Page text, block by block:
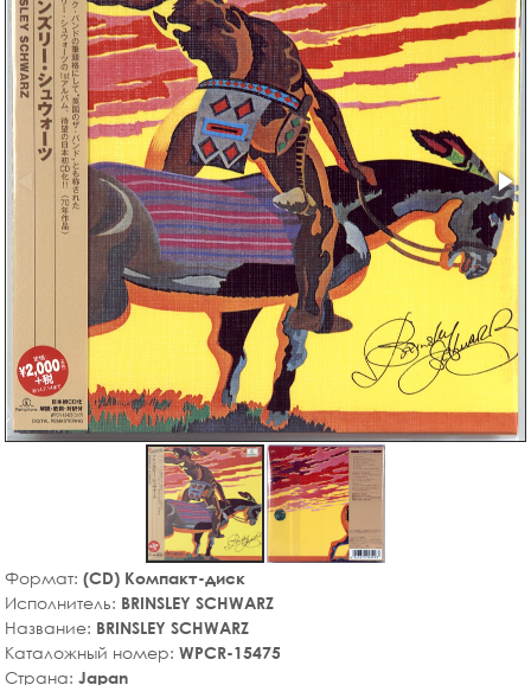
Формат: (CD) Компакт-диск
Исполнитель: BRINSLEY SCHWARZ
Название: BRINSLEY SCHWARZ
Каталожный номер: WPCR-15475
Страна: Japan